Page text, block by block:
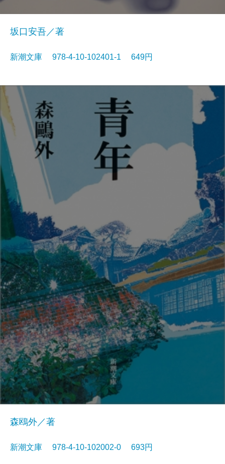
坂口安吾／著
新潮文庫 978-4-10-102401-1 649円
森鴎外／著
新潮文庫 978-4-10-102002-0 693円